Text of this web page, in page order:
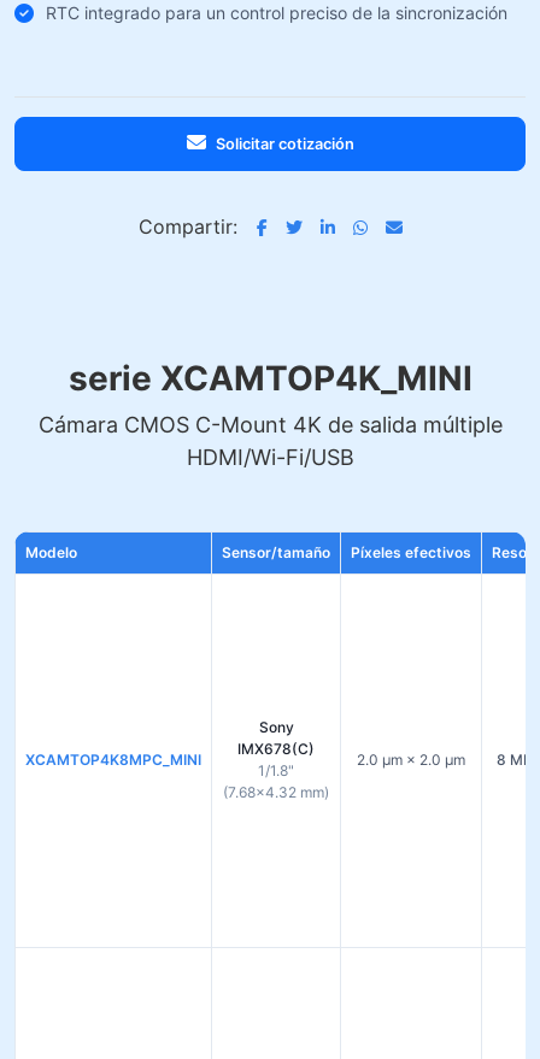
RTC integrado para un control preciso de la sincronización
Solicitar cotización
Compartir:
serie XCAMTOP4K_MINI
Cámara CMOS C-Mount 4K de salida múltiple
HDMI/Wi-Fi/USB
Modelo Sensor/tamaño Píxeles efectivos
XCAMTOP4K8MPC_MINI
Sony
IMX678(C)
1/1.8"
(7.68×4.32 mm)
2.0 µm × 2.0 µm 8 MP